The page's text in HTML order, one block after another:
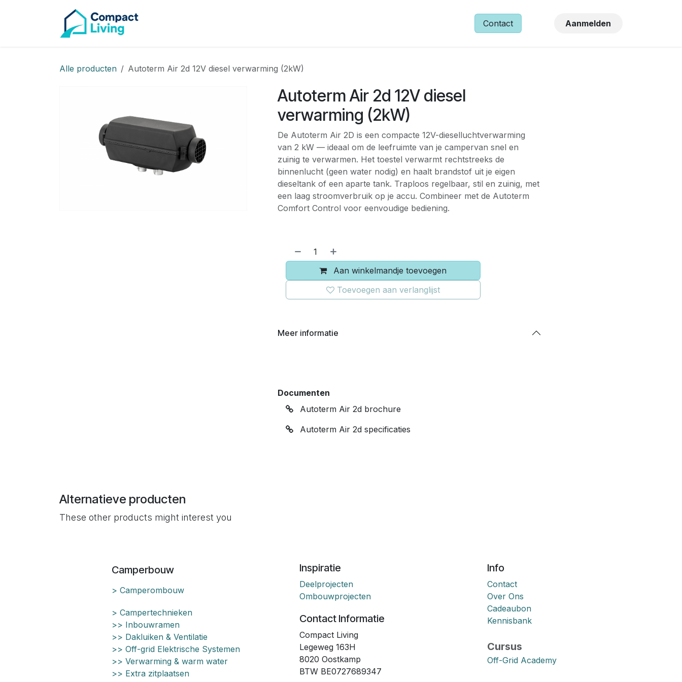
Contact Aanmelden
Alle producten Autoterm Air 2d 12V diesel verwarming (2kW)
Autoterm Air 2d 12V diesel
verwarming (2kW)
De Autoterm Air 2D is een compacte 12V-dieselluchtverwarming
van 2 kW — ideaal om de leefruimte van je campervan snel en
zuinig te verwarmen. Het toestel verwarmt rechtstreeks de
binnenlucht (geen water nodig) en haalt brandstof uit je eigen
dieseltank of een aparte tank. Traploos regelbaar, stil en zuinig, met
een laag stroomverbruik op je accu. Combineer met de Autoterm
Comfort Control voor eenvoudige bediening.
Aan winkelmandje toevoegen
Toevoegen aan verlanglijst
Meer informatie
Documenten
Autoterm Air 2d brochure
Autoterm Air 2d specificaties
Alternatieve producten
These other products might interest you
Info
Contact
Over Ons
Cadeaubon
Kennisbank
Cursus
Off-Grid Academy
Inspiratie
Deelprojecten
Ombouwprojecten
Contact Informatie
Compact Living
Legeweg 163H
8020 Oostkamp
BTW BE0727689347
Camperbouw
> Camperombouw
> Campertechnieken
>> Inbouwramen
>> Dakluiken & Ventilatie
>> Off-grid Elektrische Systemen
>> Verwarming & warm water
>> Extra zitplaatsen